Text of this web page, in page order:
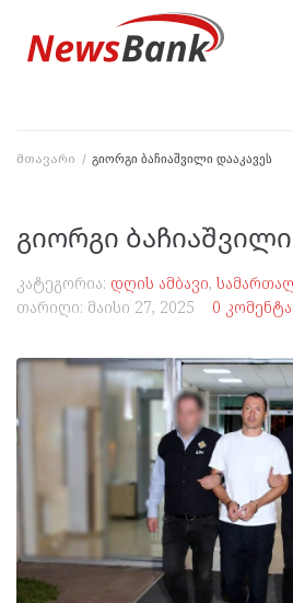
მთავარი / გიორგი ბაჩიაშვილი დააკავეს
გიორგი
კატეგორია: დღის ამბავი,
თარიღი: მაისი 27, 2025 0